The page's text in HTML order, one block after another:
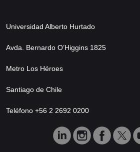
Universidad Alberto Hurtado
Avda. Bernardo O’Higgins 1825
Metro Los Héroes
Santiago de Chile
Teléfono +56 2 2692 0200